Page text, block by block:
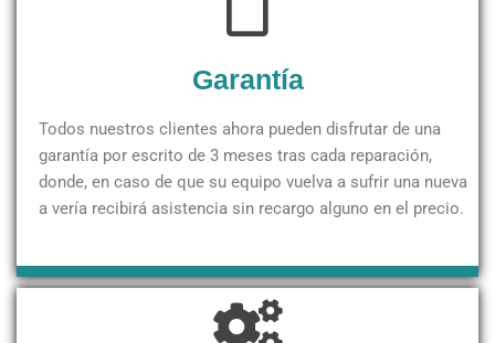
Garantía
Todos nuestros clientes ahora pueden disfrutar de una
garantía por escrito de 3 meses tras cada reparación,
donde, en caso de que su equipo vuelva a sufrir una nueva
a vería recibirá asistencia sin recargo alguno en el precio.